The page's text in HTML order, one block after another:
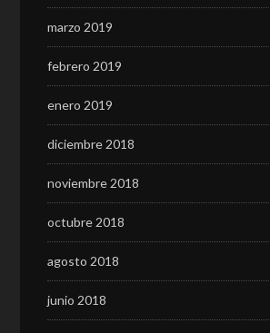
marzo 2019
febrero 2019
enero 2019
diciembre 2018
noviembre 2018
octubre 2018
agosto 2018
junio 2018